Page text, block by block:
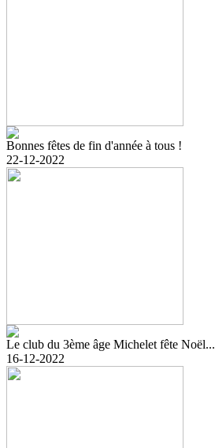
Bonnes fêtes de fin d'année à tous !
22-12-2022
Le club du 3ème âge Michelet fête Noël...
16-12-2022